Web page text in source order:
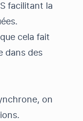
facilitant la
cela fait
dans des
on